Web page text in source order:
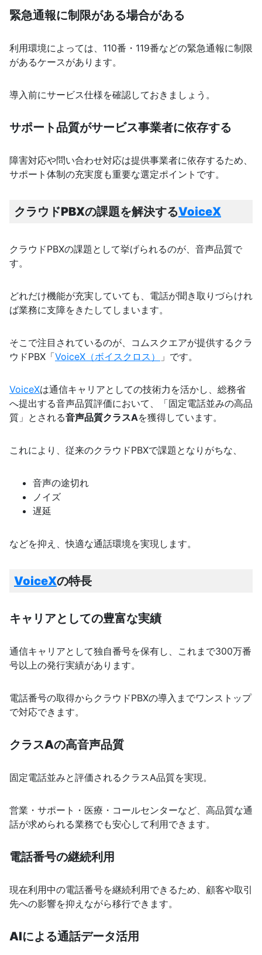
緊急通報に制限がある場合がある
利用環境によっては、110番・119番などの緊急通報に制限
があるケースがあります。
導入前にサービス仕様を確認しておきましょう。
サポート品質がサービス事業者に依存する
障害対応や問い合わせ対応は提供事業者に依存するため、
サポート体制の充実度も重要な選定ポイントです。
クラウドPBXの課題を解決するVoiceX
クラウドPBXの課題として挙げられるのが、音声品質で
す。
どれだけ機能が充実していても、電話が聞き取りづらけれ
ば業務に支障をきたしてしまいます。
そこで注目されているのが、コムスクエアが提供するクラ
ウドPBX「VoiceX（ボイスクロス） 」です。
VoiceXは通信キャリアとしての技術力を活かし、総務省
へ提出する音声品質評価において、「固定電話並みの高品
質」とされる音声品質クラスAを獲得しています。
これにより、従来のクラウドPBXで課題となりがちな、
音声の途切れ
ノイズ
遅延
などを抑え、快適な通話環境を実現します。
VoiceXの特長
キャリアとしての豊富な実績
通信キャリアとして独自番号を保有し、これまで300万番
号以上の発行実績があります。
電話番号の取得からクラウドPBXの導入までワンストップ
で対応できます。
クラスAの高音声品質
固定電話並みと評価されるクラスA品質を実現。
営業・サポート・医療・コールセンターなど、高品質な通
話が求められる業務でも安心して利用できます。
電話番号の継続利用
現在利用中の電話番号を継続利用できるため、顧客や取引
先への影響を抑えながら移行できます。
AIによる通話データ活用